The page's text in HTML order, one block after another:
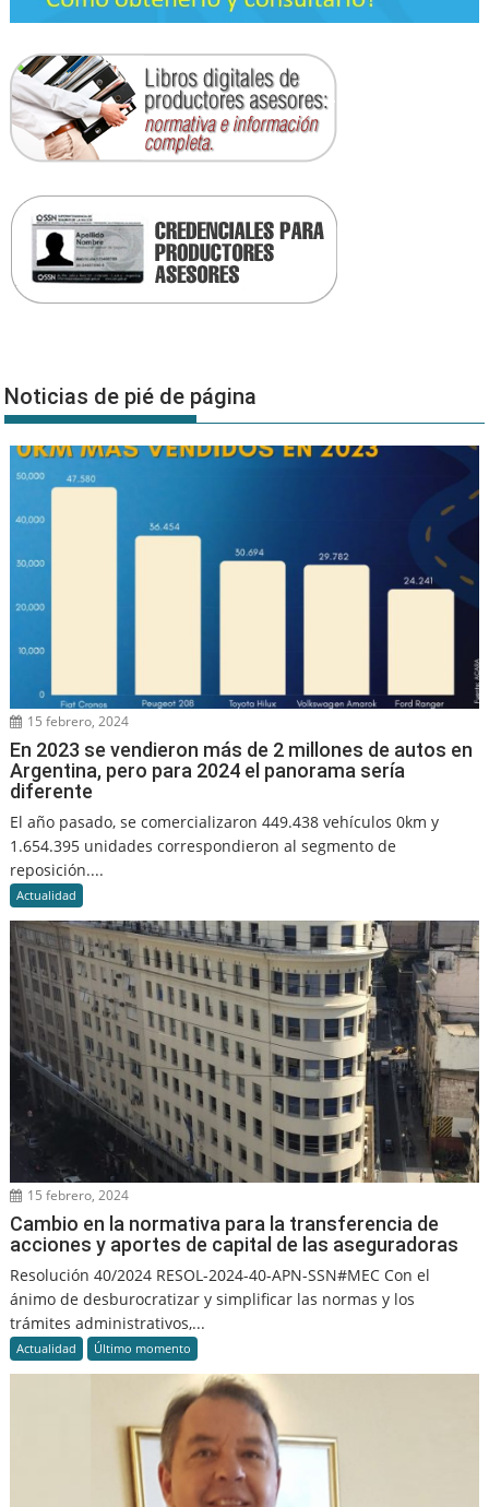
Noticias de pié de página
15 febrero, 2024
En 2023 se vendieron más de 2 millones de autos en
Argentina, pero para 2024 el panorama sería
diferente
El año pasado, se comercializaron 449.438 vehículos 0km y
1.654.395 unidades correspondieron al segmento de
reposición....
Actualidad
15 febrero, 2024
Cambio en la normativa para la transferencia de
acciones y aportes de capital de las aseguradoras
Resolución 40/2024 RESOL-2024-40-APN-SSN#MEC Con el
ánimo de desburocratizar y simplificar las normas y los
trámites administrativos,...
Actualidad Último momento